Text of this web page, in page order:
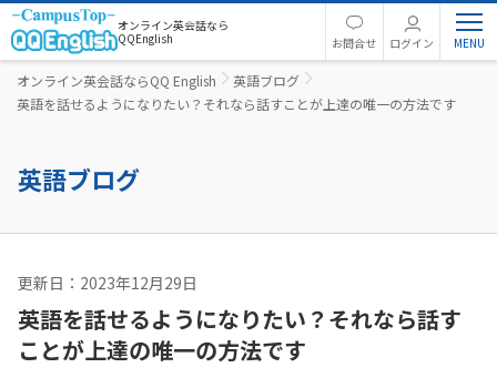
オンライン英会話なら
QQEnglish
お問合せ ログイン
オンライン英会話ならQQ English
英語ブログ
英語を話せるようになりたい？それなら話すことが上達の唯一の方法です
英語ブログ
更新日：2023年12月29日
英語を話せるようになりたい？それなら話す
ことが上達の唯一の方法です